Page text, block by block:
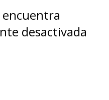
encuentra
desactivada